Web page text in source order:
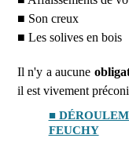
■ Son creux
■ Les solives en bois
Il n'y a aucune
il est vivement
■
FEUCHY